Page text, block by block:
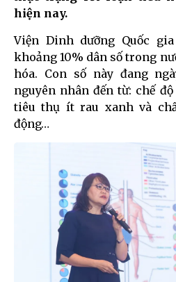
hiện nay.
Viện Dinh dưỡng Quốc
khoảng 10% dân số trong
hóa. Con số này đang
nguyên nhân đến từ: chế
tiêu thụ ít rau xanh và
động…